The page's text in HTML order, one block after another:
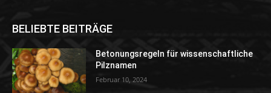
BELIEBTE BEITRÄGE
Betonungsregeln für wissenschaftliche
Pilznamen
Februar 10, 2024